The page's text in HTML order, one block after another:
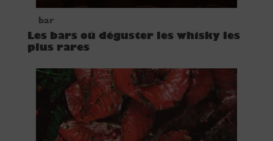
bar
Les bars où déguster les whisky les
plus rares